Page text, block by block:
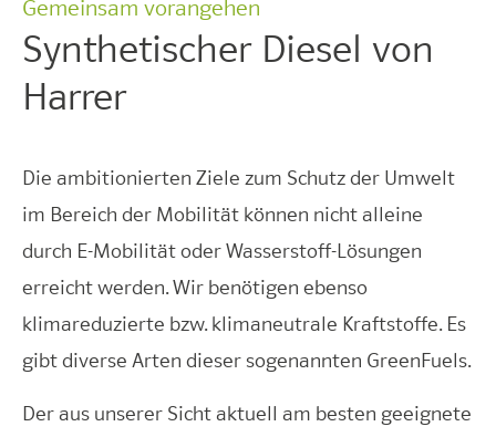
Gemeinsam vorangehen
Synthetischer Diesel von
Harrer
Die ambitionierten Ziele zum Schutz der Umwelt
im Bereich der Mobilität können nicht alleine
durch E-Mobilität oder Wasserstoff-Lösungen
erreicht werden. Wir benötigen ebenso
klimareduzierte bzw. klimaneutrale Kraftstoffe. Es
gibt diverse Arten dieser sogenannten GreenFuels.
Der aus unserer Sicht aktuell am besten geeignete